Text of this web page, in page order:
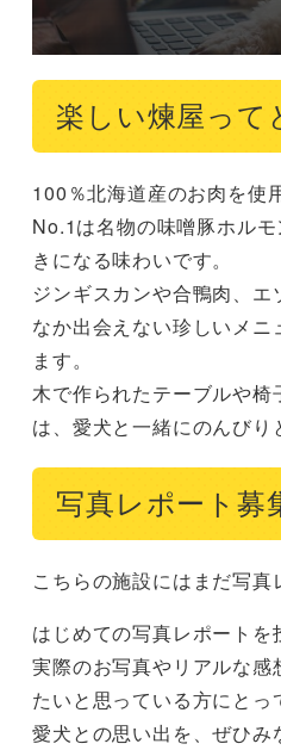
楽しい煉屋って
100％北海道産のお肉を使
No.1は名物の味噌豚ホル
きになる味わいです。
ジンギスカンや合鴨肉、
なか出会えない珍しいメ
ます。
木で作られたテーブルや
は、愛犬と一緒にのんび
写真レポート募
こちらの施設にはまだ写真
はじめての写真レポートを
実際のお写真やリアルな
たいと思っている方にとっ
愛犬との思い出を、ぜひ